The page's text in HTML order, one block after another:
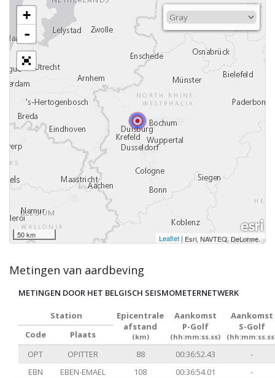
+
-
50 km Leaflet | Esri, NAVTEQ, DeLorme,
Metingen van aardbeving
METINGEN DOOR HET BELGISCH SEISMOMETERNETWERK
Station
Epicentrale
afstand
(km)
Aankomst
P-Golf
(hh:mm:ss.ss)
Aankomst
S-Golf
Code
Plaats
OPT
OPITTER 88 00:36:52.43
-
EBN
EBEN-EMAEL 108 00:36:54.01
-